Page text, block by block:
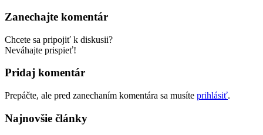
Zanechajte komentár
Chcete sa pripojiť k diskusii?
Neváhajte prispieť!
Pridaj komentár
Prepáčte, ale pred zanechaním komentára sa musíte prihlásiť.
Najnovšie články